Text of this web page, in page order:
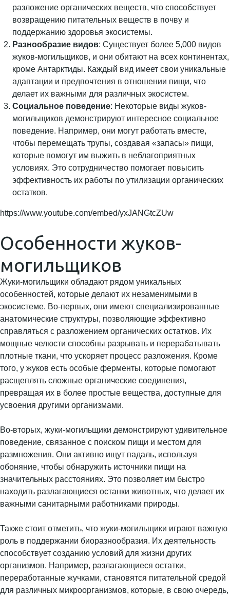
разложение органических веществ, что способствует
возвращению питательных веществ в почву и
поддержанию здоровья экосистемы.
Разнообразие видов: Существует более 5,000 видов
жуков-могильщиков, и они обитают на всех континентах,
кроме Антарктиды. Каждый вид имеет свои уникальные
адаптации и предпочтения в отношении пищи, что
делает их важными для различных экосистем.
Социальное поведение: Некоторые виды жуков-
могильщиков демонстрируют интересное социальное
поведение. Например, они могут работать вместе,
чтобы перемещать трупы, создавая «запасы» пищи,
которые помогут им выжить в неблагоприятных
условиях. Это сотрудничество помогает повысить
эффективность их работы по утилизации органических
остатков.
https://www.youtube.com/embed/yxJANGtcZUw
Особенности жуков-
могильщиков
Жуки-могильщики обладают рядом уникальных
особенностей, которые делают их незаменимыми в
экосистеме. Во-первых, они имеют специализированные
анатомические структуры, позволяющие эффективно
справляться с разложением органических остатков. Их
мощные челюсти способны разрывать и перерабатывать
плотные ткани, что ускоряет процесс разложения. Кроме
того, у жуков есть особые ферменты, которые помогают
расщеплять сложные органические соединения,
превращая их в более простые вещества, доступные для
усвоения другими организмами.
Во-вторых, жуки-могильщики демонстрируют удивительное
поведение, связанное с поиском пищи и местом для
размножения. Они активно ищут падаль, используя
обоняние, чтобы обнаружить источники пищи на
значительных расстояниях. Это позволяет им быстро
находить разлагающиеся останки животных, что делает их
важными санитарными работниками природы.
Также стоит отметить, что жуки-могильщики играют важную
роль в поддержании биоразнообразия. Их деятельность
способствует созданию условий для жизни других
организмов. Например, разлагающиеся остатки,
переработанные жучками, становятся питательной средой
для различных микроорганизмов, которые, в свою очередь,